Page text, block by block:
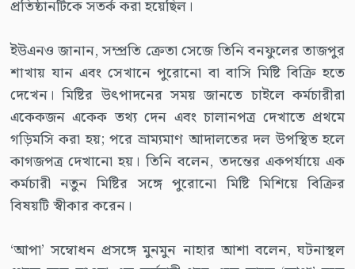
প্রতিষ্ঠানটিকে সতর্ক করা হয়েছিল।
ইউএনও জানান, সম্প্রতি ক্রেতা সেজে তিনি বনফুলের তাজপুর
শাখায় যান এবং সেখানে পুরোনো বা বাসি মিষ্টি বিক্রি হতে
দেখেন। মিষ্টির উৎপাদনের সময় জানতে চাইলে কর্মচারীরা
একেকজন একেক তথ্য দেন এবং চালানপত্র দেখাতে প্রথমে
গড়িমসি করা হয়; পরে ভ্রাম্যমাণ আদালতের দল উপস্থিত হলে
কাগজপত্র দেখানো হয়। তিনি বলেন, তদন্তের একপর্যায়ে এক
কর্মচারী নতুন মিষ্টির সঙ্গে পুরোনো মিষ্টি মিশিয়ে বিক্রির
বিষয়টি স্বীকার করেন।
‘আপা’ সম্বোধন প্রসঙ্গে মুনমুন নাহার আশা বলেন, ঘটনাস্থল